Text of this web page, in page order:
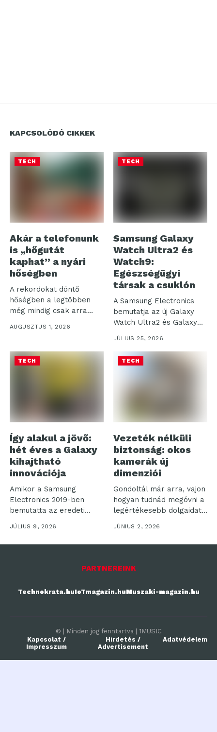
KAPCSOLÓDÓ CIKKEK
TECH
Akár a telefonunk
is „hőgutát
kaphat” a nyári
hőségben
A rekordokat döntő
hőségben a legtöbben
még mindig csak arra
AUGUSZTUS 1, 2026
TECH
Samsung Galaxy
Watch Ultra2 és
Watch9:
Egészségügyi
társak a csuklón
A Samsung Electronics
bemutatja az új Galaxy
Watch Ultra2 és Galaxy
Watch9...
JÚLIUS 25, 2026
TECH
Így alakul a jövő:
hét éves a Galaxy
kihajtható
innovációja
Amikor a Samsung
Electronics 2019-ben
bemutatta az eredeti
csupán...
JÚLIUS 9, 2026
TECH
Vezeték nélküli
biztonság: okos
kamerák új
dimenziói
Gondoltál már arra, vajon
hogyan tudnád megóvni a
legértékesebb dolgaidat
JÚNIUS 2, 2026
PARTNEREINK
Technokrata.huIoTmagazin.huMuszaki-magazin.hu
© | Minden jog fenntartva | 1MUSIC
Kapcsolat /
Impresszum
Hirdetés /
Advertisement
Adatvédelem